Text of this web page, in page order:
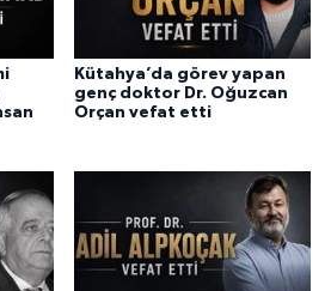
Kütahya’da görev yapan
genç doktor Dr. Oğuzcan
Orçan vefat etti